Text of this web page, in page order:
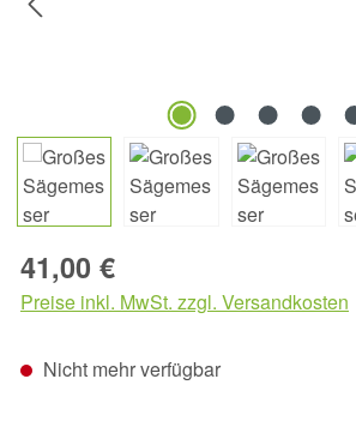
Regulärer Preis:
41,00 €
Preise inkl. MwSt. zzgl. Versandkosten
Nicht mehr verfügbar